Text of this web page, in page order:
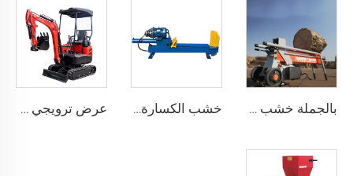
بالجملة خشب شجرة التقطيع العمودي ترactor شجرة التقطيع معالجة الحطب آلة التقطيع خشب الكسارة الساخنة للبيع كهربائية جودة عالية خشب التقطيع محرك بنزين خشب الكسارة مزيل الورق الآلة عرض ترويجي صيني جديدة حفارة مصغرة على الجنزير للمزارع آلة Ce Epa Engine 1 2 2.5 3.5 طن حفارة